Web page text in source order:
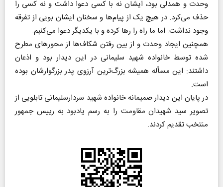
وحدت و همدلی بود، ایشان نه با کسی دعوا داشت و نه کسی را
حذف می‌کرد. در هیچ یک از پیام‌ها و سخنان ایشان بویی از تفرقه
وجود نداشت. اما ما راه را رها کرده و با یکدیگر دعوا می‌کنیم.
همچنین ایجاد وحدت و از بین رفتن شکاف‌ها از محور‌های مطرح
شده توسط خانواده شهید سلیمانی در این دیدار بود و اذعان
داشتند: این مسأله همیشه بزرگ‌ترین آرزوی پدر بزرگوارشان بوده
است.
در پایان این دیدار صمیمانه خانواده شهید سردارسلیمانی تابلویی از
تصویر سید شهیدان مقاومت را به رسم یادبود به رییس جمهور
منتخب تقدیم کردند.